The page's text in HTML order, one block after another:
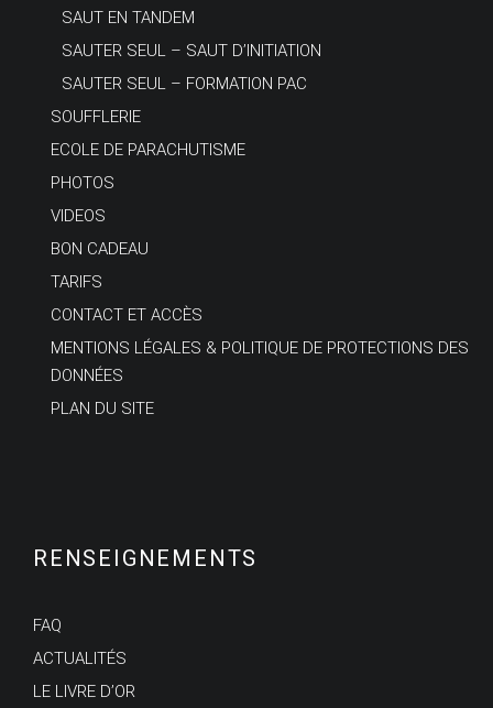
SAUT EN TANDEM
SAUTER SEUL – SAUT D’INITIATION
SAUTER SEUL – FORMATION PAC
SOUFFLERIE
ECOLE DE PARACHUTISME
PHOTOS
VIDEOS
BON CADEAU
TARIFS
CONTACT ET ACCÈS
MENTIONS LÉGALES & POLITIQUE DE PROTECTIONS DES
DONNÉES
PLAN DU SITE
RENSEIGNEMENTS
FAQ
ACTUALITÉS
LE LIVRE D’OR